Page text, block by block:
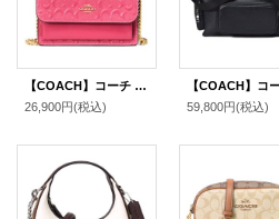
【COACH】コーチ レザー シグネチャー 型押し クレア チェーン クロスボディ 2way 斜め掛け ショルダー バッグ ストロベリーヘイズ（日本未発売）
26,900円(税込)
59,800円(税込)